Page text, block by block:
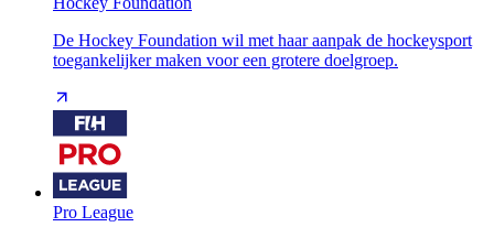
De Hockey Foundation wil met haar aanpak de hockeysport
toegankelijker maken voor een grotere doelgroep.
Pro League